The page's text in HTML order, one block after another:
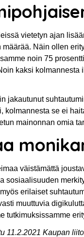
vietetyn ajan
Näin ollen
noin 75
kaksi
jakautunut
kolmannesta se ei
mainonnan omia
väistämättä
sosiaalisuuden
erilaiset
muuttuvia
tutkimuksissamme
11.2.2021 Kaupan